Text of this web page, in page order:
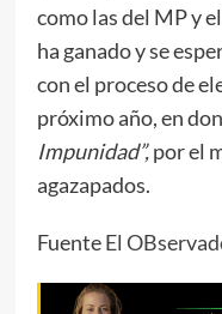
como las del MP y
ha ganado y se
con el proceso de
próximo año, en
Impunidad”,por el
agazapados.
FuenteEl